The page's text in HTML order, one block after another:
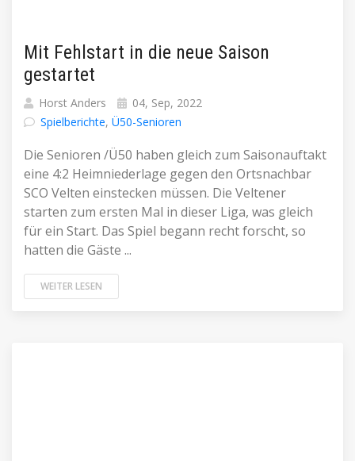
Mit Fehlstart in die neue Saison
gestartet
Horst Anders
04, Sep, 2022
Spielberichte, Ü50-Senioren
Die Senioren /Ü50 haben gleich zum Saisonauftakt
eine 4:2 Heimniederlage gegen den Ortsnachbar
SCO Velten einstecken müssen. Die Veltener
starten zum ersten Mal in dieser Liga, was gleich
für ein Start. Das Spiel begann recht forscht, so
hatten die Gäste ...
WEITER LESEN